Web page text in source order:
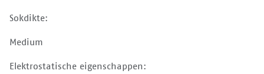
Sokdikte:
Medium
Elektrostatische eigenschappen: